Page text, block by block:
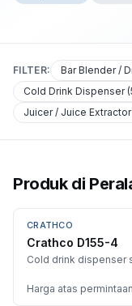
FILTER: Bar Blender /
Cold Drink Dispenser (
Juicer / Juice Extractor
Produk di
CRATHCO
Crathco D155-4
Cold drink dispenser
Harga atas permintaan